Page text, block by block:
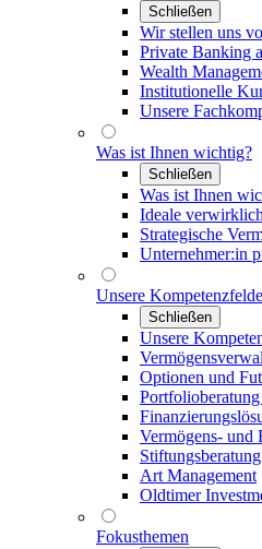
Schließen
Wir stellen uns
Private Banking
Wealth
Institutionelle
Unsere
Was ist Ihnen wichtig?
Schließen
Was ist Ihnen
Ideale
Strategische
Unternehmer:in
Unsere
Schließen
Unsere
Optionen und
Vermögens- und
Stiftungsberatung
Art Management
Oldtimer
Fokusthemen